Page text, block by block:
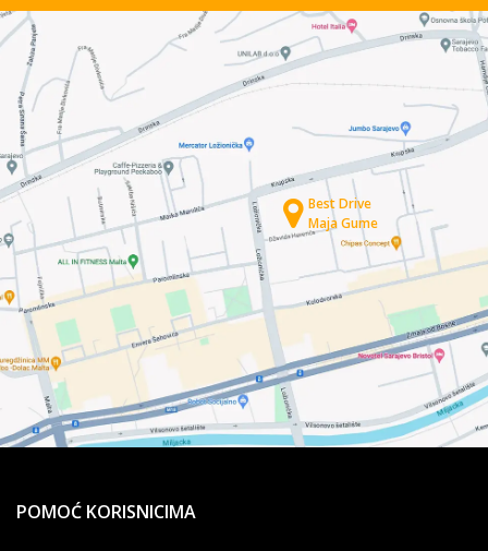
Best Drive
Maja Gume
POMOĆ KORISNICIMA